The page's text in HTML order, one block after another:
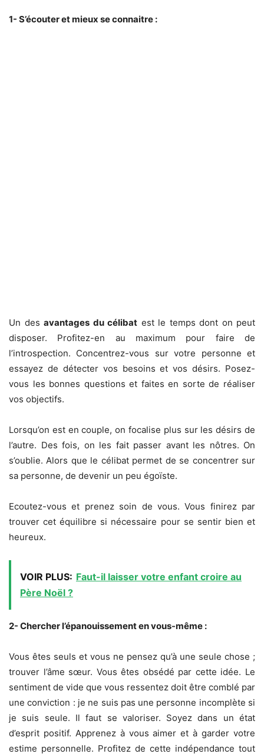
1- S’écouter et mieux se connaitre :
Un des avantages du célibat est le temps dont on peut
disposer. Profitez-en au maximum pour faire de
l’introspection. Concentrez-vous sur votre personne et
essayez de détecter vos besoins et vos désirs. Posez-
vous les bonnes questions et faites en sorte de réaliser
vos objectifs.
Lorsqu’on est en couple, on focalise plus sur les désirs de
l’autre. Des fois, on les fait passer avant les nôtres. On
s’oublie. Alors que le célibat permet de se concentrer sur
sa personne, de devenir un peu égoïste.
Ecoutez-vous et prenez soin de vous. Vous finirez par
trouver cet équilibre si nécessaire pour se sentir bien et
heureux.
VOIR PLUS: Faut-il laisser votre enfant croire au
Père Noël ?
2- Chercher l’épanouissement en vous-même :
Vous êtes seuls et vous ne pensez qu’à une seule chose ;
trouver l’âme sœur. Vous êtes obsédé par cette idée. Le
sentiment de vide que vous ressentez doit être comblé par
une conviction : je ne suis pas une personne incomplète si
je suis seule. Il faut se valoriser. Soyez dans un état
d’esprit positif. Apprenez à vous aimer et à garder votre
estime personnelle. Profitez de cette indépendance tout